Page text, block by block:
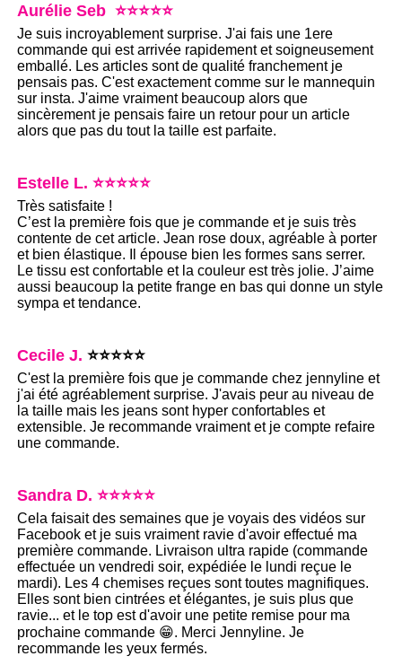
Aurélie Seb ⭐⭐⭐⭐⭐
Je suis incroyablement surprise. J'ai fais une 1ere
commande qui est arrivée rapidement et soigneusement
emballé. Les articles sont de qualité franchement je
pensais pas. C'est exactement comme sur le mannequin
sur insta. J'aime vraiment beaucoup alors que
sincèrement je pensais faire un retour pour un article
alors que pas du tout la taille est parfaite.
Estelle L. ⭐⭐⭐⭐⭐
Très satisfaite !
C’est la première fois que je commande et je suis très
contente de cet article. Jean rose doux, agréable à porter
et bien élastique. Il épouse bien les formes sans serrer.
Le tissu est confortable et la couleur est très jolie. J’aime
aussi beaucoup la petite frange en bas qui donne un style
sympa et tendance.
Cecile J. ⭐⭐⭐⭐⭐
C'est la première fois que je commande chez jennyline et
j'ai été agréablement surprise. J'avais peur au niveau de
la taille mais les jeans sont hyper confortables et
extensible. Je recommande vraiment et je compte refaire
une commande.
Sandra D. ⭐⭐⭐⭐⭐
Cela faisait des semaines que je voyais des vidéos sur
Facebook et je suis vraiment ravie d'avoir effectué ma
première commande. Livraison ultra rapide (commande
effectuée un vendredi soir, expédiée le lundi reçue le
mardi). Les 4 chemises reçues sont toutes magnifiques.
Elles sont bien cintrées et élégantes, je suis plus que
ravie... et le top est d'avoir une petite remise pour ma
prochaine commande 😁. Merci Jennyline. Je
recommande les yeux fermés.